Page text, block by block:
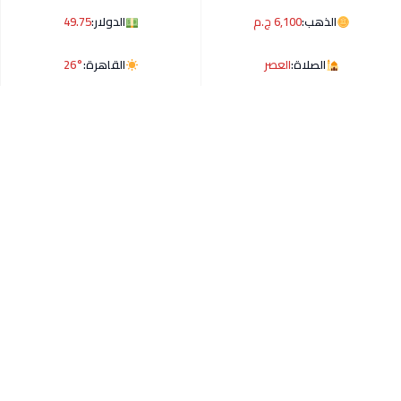
الذهب:6,100 ج.م الدولار:49.75
الصلاة:العصر القاهرة:26°